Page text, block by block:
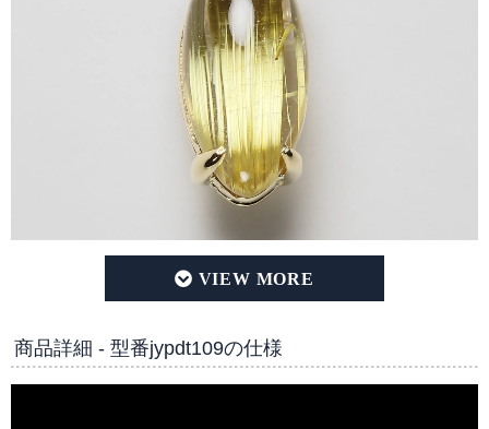
タイチンキャッツアイ・イエローゴールドルチルク
商品詳細 - 型番jypdt109の仕様